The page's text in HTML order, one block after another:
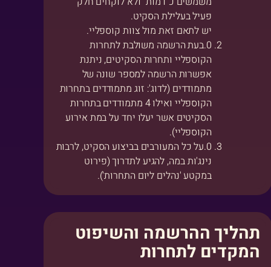
פעיל בעלילת הסקיט.
יש לתאם זאת מול צוות קוספליי.
בעת הרשמה משולבת לתחרות
הקוספליי ותחרות הסקיטים, ניתנת
אפשרות הרשמה למספר שונה של
מתמודדים (לדוג': זוג מתמודדים בתחרות
הקוספליי ואילו 4 מתמודדים בתחרות
הסקיטים אשר יעלו יחד על במת אירוע
הקוספליי).
על כל המעורבים בביצוע הסקיט, לרבות
נינג'ות במה, להגיע לתדרוך (פירוט
במקטע 'נהלים ליום התחרות').
תהליך ההרשמה והשיפוט
המקדים לתחרות